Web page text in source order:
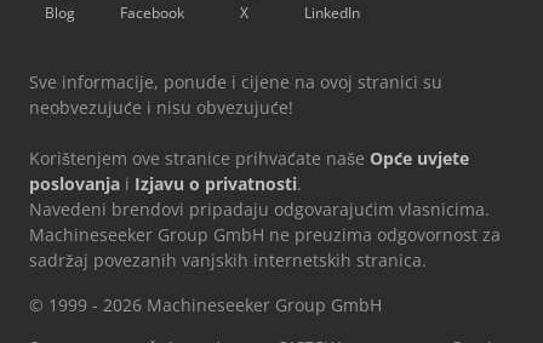
Blog Facebook X LinkedIn
Sve informacije, ponude i cijene na ovoj stranici su
neobvezujuće i nisu obvezujuće!
Korištenjem ove stranice prihvaćate naše Opće uvjete
poslovanja i Izjavu o privatnosti.
Navedeni brendovi pripadaju odgovarajućim vlasnicima.
Machineseeker Group GmbH ne preuzima odgovornost za
sadržaj povezanih vanjskih internetskih stranica.
© 1999 - 2026 Machineseeker Group GmbH